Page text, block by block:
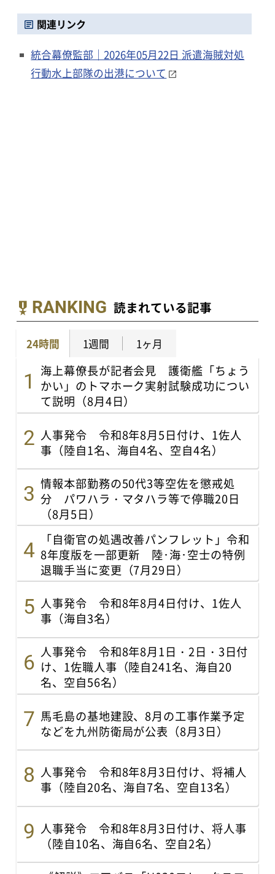
関連リンク
統合幕僚監部｜2026年05月22日 派遣海賊対処
行動水上部隊の出港について
RANKING 読まれている記事
24時間 1週間 1ヶ月
海上幕僚長が記者会見 護衛艦「ちょう
かい」のトマホーク実射試験成功につい
て説明（8月4日）
人事発令 令和8年8月5日付け、1佐人
事（陸自1名、海自4名、空自4名）
情報本部勤務の50代3等空佐を懲戒処
分 パワハラ・マタハラ等で停職20日
（8月5日）
「自衛官の処遇改善パンフレット」令和
8年度版を一部更新 陸･海･空士の特例
退職手当に変更（7月29日）
人事発令 令和8年8月4日付け、1佐人
事（海自3名）
人事発令 令和8年8月1日・2日・3日付
け、1佐職人事（陸自241名、海自20
名、空自56名）
馬毛島の基地建設、8月の工事作業予定
などを九州防衛局が公表（8月3日）
人事発令 令和8年8月3日付け、将補人
事（陸自20名、海自7名、空自13名）
人事発令 令和8年8月3日付け、将人事
（陸自10名、海自6名、空自2名）